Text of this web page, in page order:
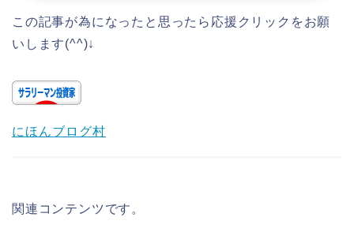
この記事が為になったと思ったら応援クリックをお願
いします(^^)↓
にほんブログ村
関連コンテンツです。